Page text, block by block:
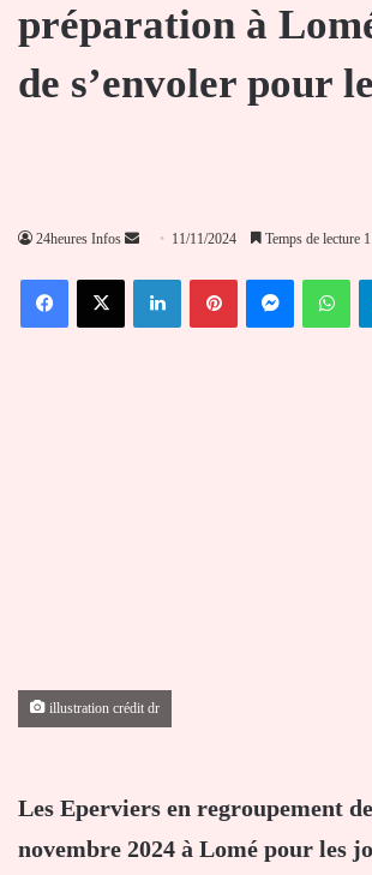
préparation à
de s’envoler pour
24heures Infos
Envoyer
courriel
11/11/2024 Temps de lecture
FacebookX LinkedinPinterestMessenger
illustration crédit dr
Les Eperviers en regroupement
novembre 2024 à Lomé pour les